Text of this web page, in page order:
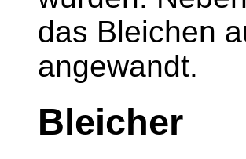
das Bleichen
angewandt.
Bleicher